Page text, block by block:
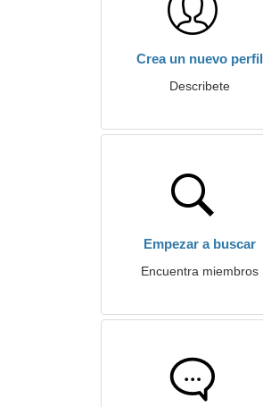
Crea un nuevo perfil
Describete
Empezar a buscar
Encuentra miembros